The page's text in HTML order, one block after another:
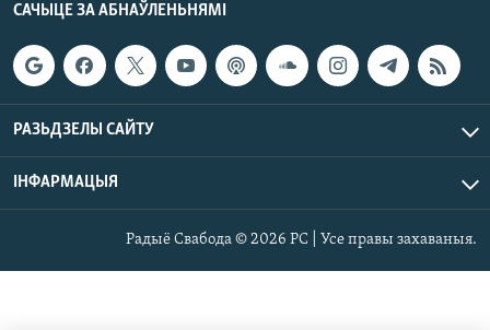
САЧЫЦЕ ЗА АБНАЎЛЕНЬНЯМІ
РАЗЬДЗЕЛЫ САЙТУ
ІНФАРМАЦЫЯ
Радыё Свабода © 2026 РС | Усе правы захаваныя.